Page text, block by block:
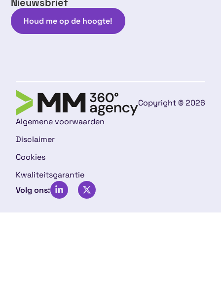
Houd me op de hoogte!
Copyright © 2026
Algemene voorwaarden
Disclaimer
Cookies
Kwaliteitsgarantie
Volg ons: